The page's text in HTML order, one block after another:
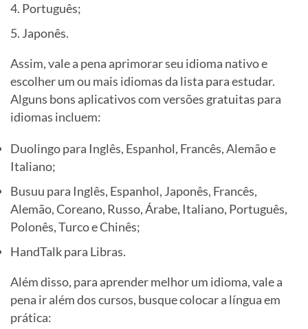
Português;
Japonês.
Assim, vale a pena aprimorar seu idioma nativo e
escolher um ou mais idiomas da lista para estudar.
Alguns bons aplicativos com versões gratuitas para
idiomas incluem:
Duolingo para Inglês, Espanhol, Francês, Alemão e
Italiano;
Busuu para Inglês, Espanhol, Japonês, Francês,
Alemão, Coreano, Russo, Árabe, Italiano, Português,
Polonês, Turco e Chinês;
HandTalk para Libras.
Além disso, para aprender melhor um idioma, vale a
pena ir além dos cursos, busque colocar a língua em
prática: